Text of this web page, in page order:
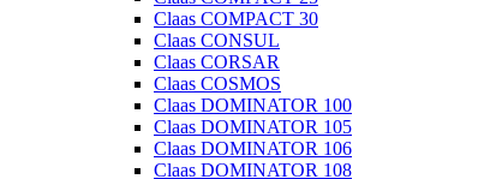
Claas COMPACT 30
Claas CONSUL
Claas CORSAR
Claas COSMOS
Claas DOMINATOR 100
Claas DOMINATOR 105
Claas DOMINATOR 106
Claas DOMINATOR 108